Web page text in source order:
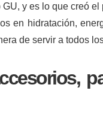
y es lo que creó
en hidratación,
de servir a todos